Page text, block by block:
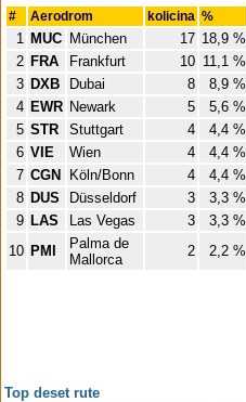
# Aerodrom kolicina %
1 MUC München 17 18,9 %
2 FRA Frankfurt 10 11,1 %
3 DXB Dubai 8
8,9 %
4 EWR Newark 5
5,6 %
5 STR Stuttgart 4
4,4 %
6 VIE Wien 4
4,4 %
7 CGN Köln/Bonn 4
4,4 %
8 DUS Düsseldorf 3
3,3 %
9 LAS Las Vegas 3
3,3 %
10 PMI
Palma de
Mallorca
2 2,2 %
Top deset rute